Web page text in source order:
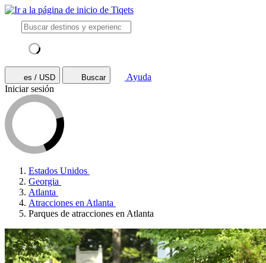
es / USD Buscar
Ayuda
Iniciar sesión
Estados Unidos
Georgia
Atlanta
Atracciones en Atlanta
Parques de atracciones en Atlanta